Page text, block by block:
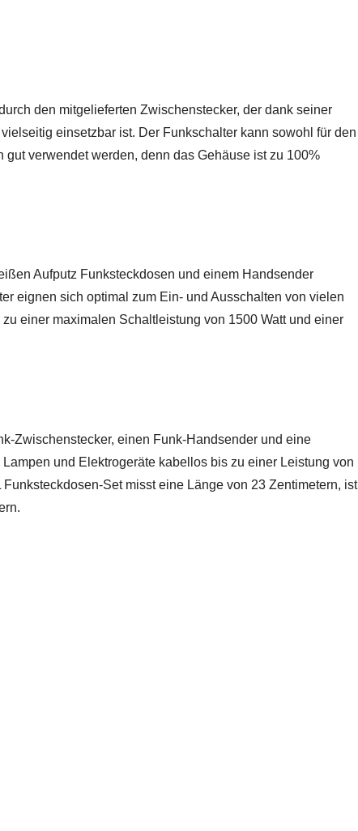
den mitgelieferten Zwischenstecker, der dank seiner
einsetzbar ist. Der Funkschalter kann sowohl für den
verwendet werden, denn das Gehäuse ist zu 100%
Aufputz Funksteckdosen und einem Handsender
eignen sich optimal zum Ein- und Ausschalten von vielen
einer maximalen Schaltleistung von 1500 Watt und einer
Zwischenstecker, einen Funk-Handsender und eine
und Elektrogeräte kabellos bis zu einer Leistung von
Set misst eine Länge von 23 Zentimetern, ist